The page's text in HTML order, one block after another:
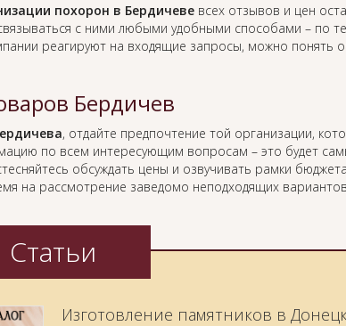
похорон в Бердичевевсех отзывов и цен
с ними любыми удобными способами – по
реагируют на входящие запросы, можно понять
Бердичев
, отдайте предпочтение той организации,
по всем интересующим вопросам – это будет
обсуждать цены и озвучивать рамки
на рассмотрение заведомо неподходящих
Статьи
Изготовление памятников в